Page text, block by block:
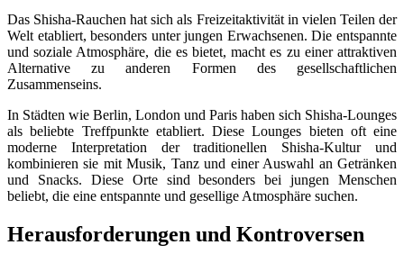
Das Shisha-Rauchen hat sich als Freizeitaktivität in vielen Teilen der
Welt etabliert, besonders unter jungen Erwachsenen. Die entspannte
und soziale Atmosphäre, die es bietet, macht es zu einer attraktiven
Alternative zu anderen Formen des gesellschaftlichen
Zusammenseins.
In Städten wie Berlin, London und Paris haben sich Shisha-Lounges
als beliebte Treffpunkte etabliert. Diese Lounges bieten oft eine
moderne Interpretation der traditionellen Shisha-Kultur und
kombinieren sie mit Musik, Tanz und einer Auswahl an Getränken
und Snacks. Diese Orte sind besonders bei jungen Menschen
beliebt, die eine entspannte und gesellige Atmosphäre suchen.
Herausforderungen und Kontroversen